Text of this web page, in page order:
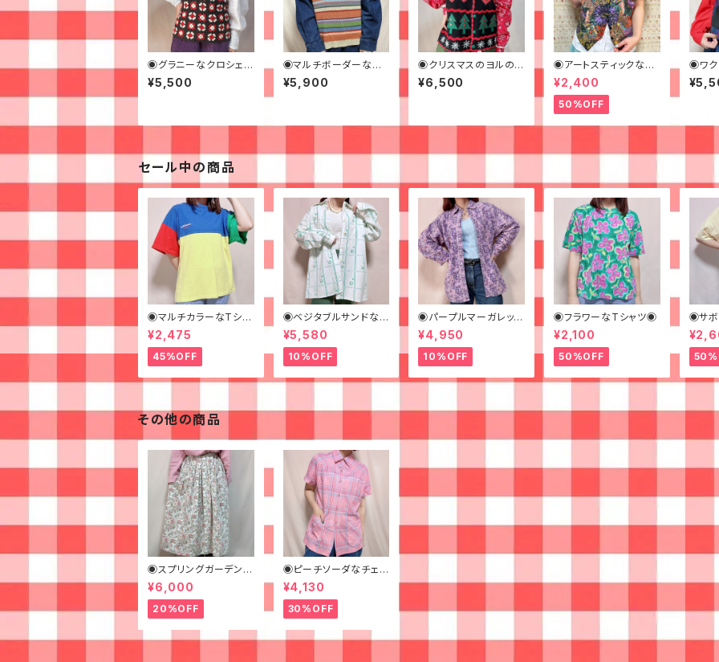
◉グラニーなクロシェビ
スチェ◉古着
¥5,500
◉マルチボーダーなニ
ットベスト◉古着
¥5,900
◉クリスマスのヨルのシ
シュウベスト◉古着
¥6,500
◉アートスティックなス
パンコールベスト◉ 古
着 ビーズ
¥2,400
50%OFF
◉ワク
チェ
セール中の商品
◉マルチカラーなTシャ
ツ◉
¥2,475
45%OFF
◉ベジタブルサンドなビ
ッグシャツ◉ 古着 柄シ
ャツ 70s 緑 幾何学模
様
¥5,580
10%OFF
◉パープルマーガレット
なシャツ◉ 古着 花柄
紫
¥4,950
10%OFF
◉フラワーなTシャツ◉
¥2,100
50%OFF
◉サ
その他の商品
◉スプリングガーデンな
ロングスカート◉ 古着
花柄 クリーム ピンク 春
¥6,000
20%OFF
◉ピーチソーダなチェッ
クピンクシャツ◉古
着 半袖シャツ
¥4,130
30%OFF